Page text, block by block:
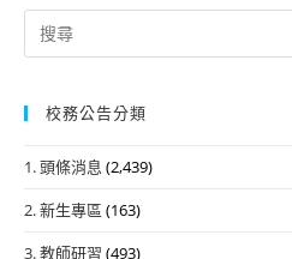
Search
for:
校務公告分類
1. 頭條消息 (2,439)
2. 新生專區 (163)
3. 教師研習 (493)